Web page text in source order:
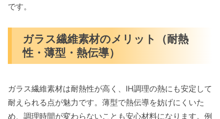
判
良い口コミ：掃除がラクになった・焦げ付
きが防げる
声
実際の使用感レビュー（耐久性・使い勝
です。
ガラス繊維素材のメリット（耐熱
性・薄型・熱伝導）
ガラス繊維素材は耐熱性が高く、IH調理の熱にも安定して
耐えられる点が魅力です。薄型で熱伝導を妨げにくいた
め、調理時間が変わらないことも安心材料になります。例